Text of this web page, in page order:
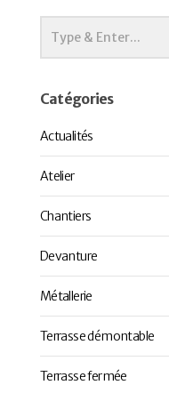
Catégories
Actualités
Atelier
Chantiers
Devanture
Métallerie
Terrasse démontable
Terrasse fermée